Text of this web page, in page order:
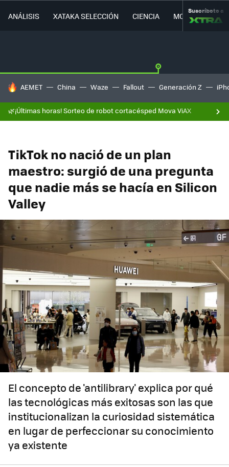
ANÁLISIS XATAKA SELECCIÓN CIENCIA MOVILIDAD
Suscríbete a
HOY SE HABLA DE
AEMET China Waze Fallout Generación Z
🌿¡Últimas horas! Sorteo de robot cortacésped Mova ViAX
TikTok no nació de un plan
maestro: surgió de una pregunta
que nadie más se hacía en Silicon
Valley
El concepto de 'antilibrary' explica por qué
las tecnológicas más exitosas son las que
institucionalizan la curiosidad sistemática
en lugar de perfeccionar su conocimiento
ya existente